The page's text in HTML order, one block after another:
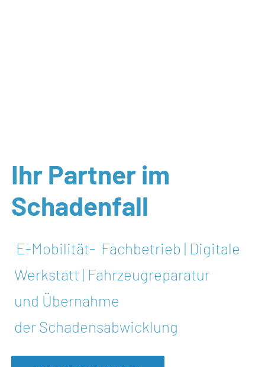
Ihr Partner im
Schadenfall
E-Mobilität- Fachbetrieb | Digitale
Werkstatt | Fahrzeugreparatur
und Übernahme
der Schadensabwicklung